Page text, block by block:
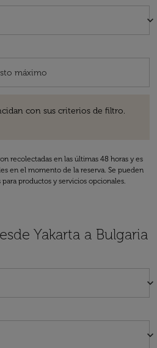
keyboard_arrow_down
con sus criterios de filtro.
recolectadas en las últimas 48 horas y es
en el momento de la reserva. Se pueden
productos y servicios opcionales.
Yakarta a Bulgaria
keyboard_arrow_down
keyboard_arrow_down